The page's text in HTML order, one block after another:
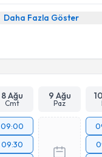
Daha Fazla Göster
8 Ağu
Cmt
9 Ağu
Paz
09:00
09:30